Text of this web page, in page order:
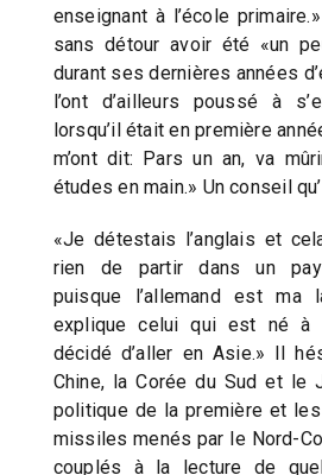
enseignant à l’école
sans détour avoir été «un
durant ses dernières années
l’ont d’ailleurs poussé à
lorsqu’il était en première
m’ont dit: Pars un an, va
études en main.» Un conseil
«Je détestais l’anglais et
rien de partir dans un
puisque l’allemand est ma
explique celui qui est né à
décidé d’aller en Asie.» Il
Chine, la Corée du Sud et le
politique de la première et
missiles menés par le Nord-
couplés à la lecture de